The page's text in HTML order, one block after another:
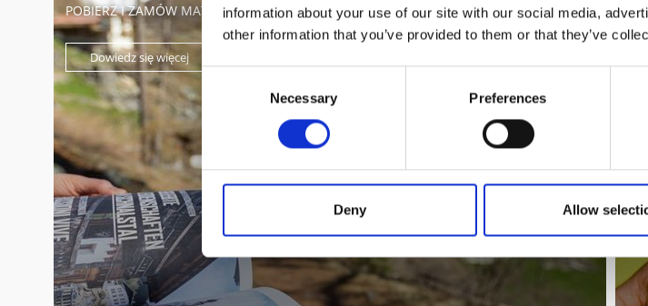
information about your use of our site with our social media,
other information that you’ve provided to them or that they’ve
Consent
Necessary Preferences
Deny Allow
POBIERZ I ZAMÓW MATERIAŁY INFORMACYJNE
Dowiedz się więcej